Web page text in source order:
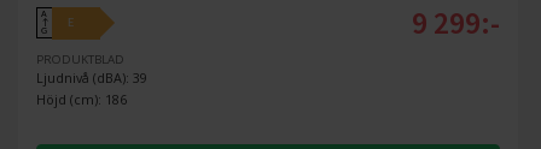
A
↑
G
E
PRODUKTBLAD
Ljudnivå (dBA): 39
Höjd (cm): 186
9 299:-